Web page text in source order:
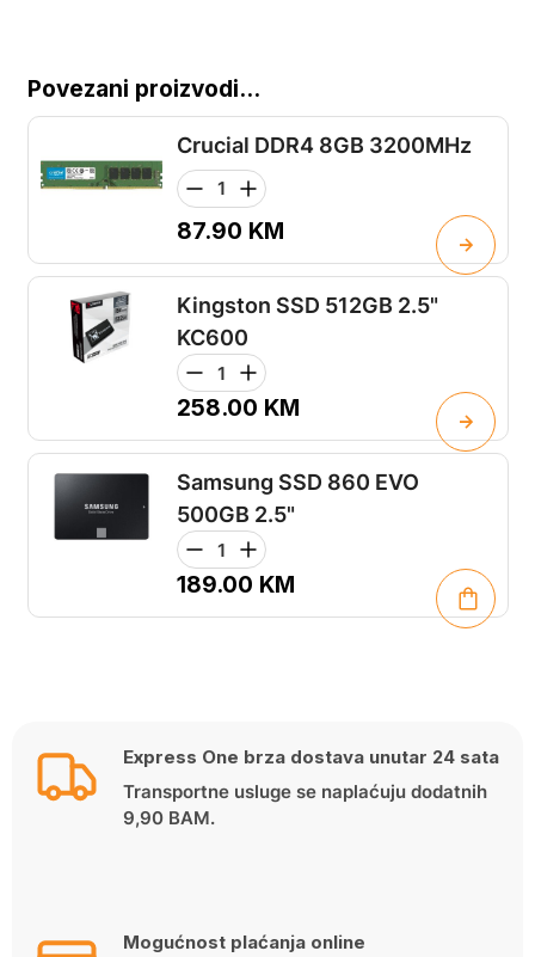
Povezani proizvodi...
Crucial DDR4 8GB 3200MHz
87.90 KM
Kingston SSD 512GB 2.5"
KC600
258.00 KM
Samsung SSD 860 EVO
500GB 2.5"
189.00 KM
Express One brza dostava unutar 24 sata
Transportne usluge se naplaćuju dodatnih
9,90 BAM.
Mogućnost plaćanja online